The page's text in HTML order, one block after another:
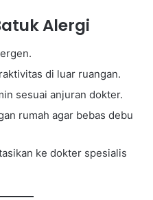
Alergi
di luar ruangan.
sesuai anjuran dokter.
rumah agar bebas debu
ke dokter spesialis